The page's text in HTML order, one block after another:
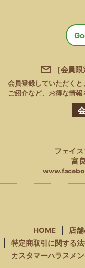
［会員
会員登録していただく
ご紹介など、 お得な情報
フェイ
富
HOME 店
特定商取引に関する
カスタマーハラスメ